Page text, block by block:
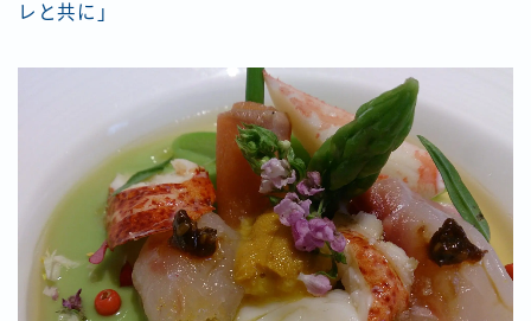
レと共に」